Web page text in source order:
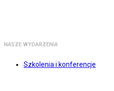
NASZE WYDARZENIA
Szkolenia i konferencje